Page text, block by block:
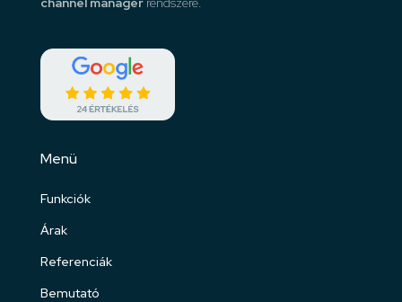
Menü
Funkciók
Árak
Referenciák
Bemutató